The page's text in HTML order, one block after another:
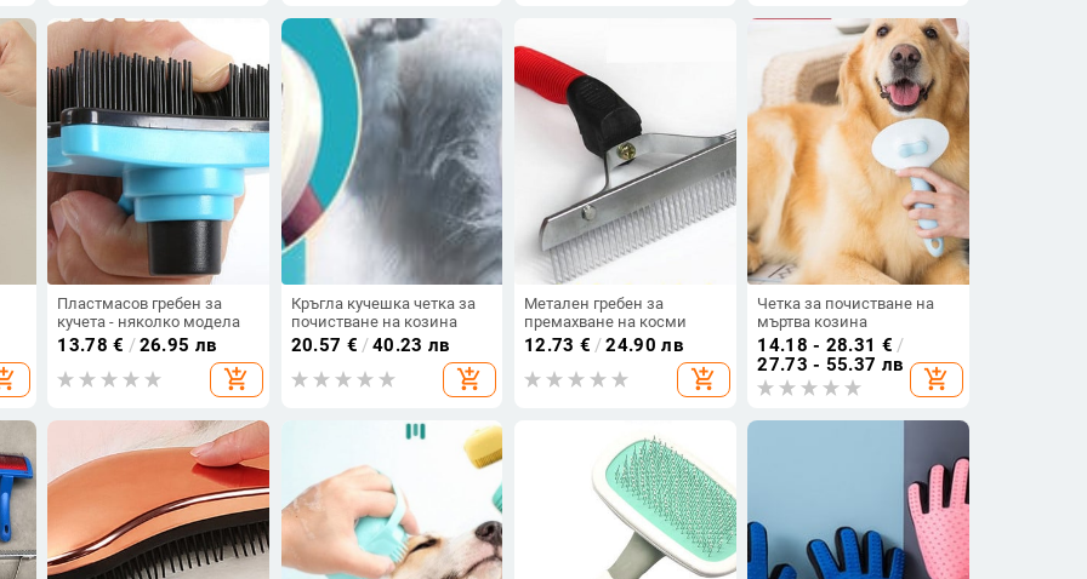
Пластмасов гребен за
кучета - няколко модела
13.78 € /26.95 лв
add_shopping_cart
Кръгла кучешка четка за
почистване на козина
20.57 € /40.23 лв
add_shopping_cart
Метален гребен за
премахване на косми
12.73 € /24.90 лв
add_shopping_cart
Четка за почистване на
мъртва козина
14.18 - 28.31 € /
27.73 - 55.37 лв
add_shopping_cart